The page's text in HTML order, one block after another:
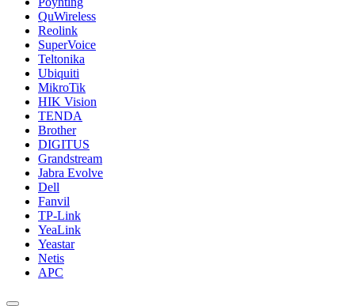
QuWireless
Reolink
SuperVoice
Teltonika
Ubiquiti
MikroTik
HIK Vision
TENDA
Brother
DIGITUS
Grandstream
Jabra Evolve
Dell
Fanvil
TP-Link
YeaLink
Yeastar
Netis
APC